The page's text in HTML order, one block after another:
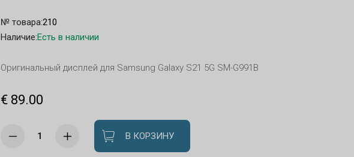
№ товара:210
Наличие:Есть в наличии
Оригинальный дисплей для Samsung Galaxy S21 5G SM-G991B
€ 89.00
В КОРЗИНУ